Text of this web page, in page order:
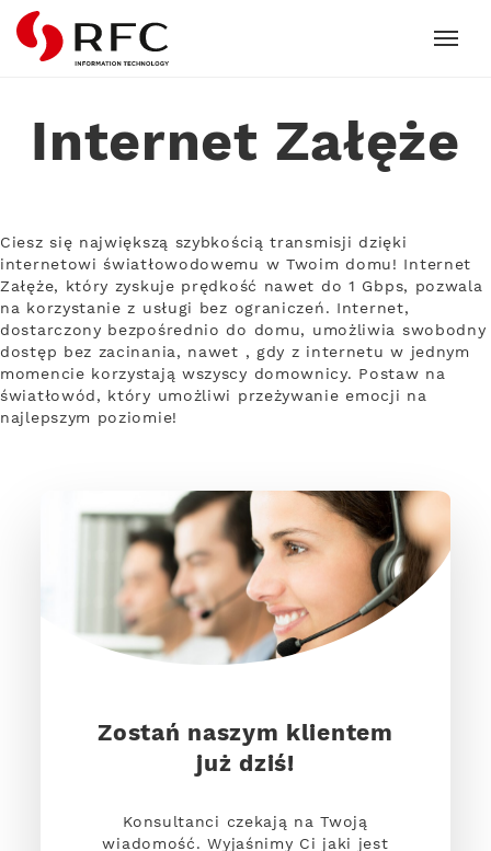
RFC
Internet Załęże
Ciesz się największą szybkością transmisji dzięki
internetowi światłowodowemu w Twoim domu! Internet
Załęże, który zyskuje prędkość nawet do 1 Gbps, pozwala
na korzystanie z usługi bez ograniczeń. Internet,
dostarczony bezpośrednio do domu, umożliwia swobodny
dostęp bez zacinania, nawet , gdy z internetu w jednym
momencie korzystają wszyscy domownicy. Postaw na
światłowód, który umożliwi przeżywanie emocji na
najlepszym poziomie!
Zostań naszym klientem
już dziś!
Konsultanci czekają na Twoją
wiadomość. Wyjaśnimy Ci jaki jest